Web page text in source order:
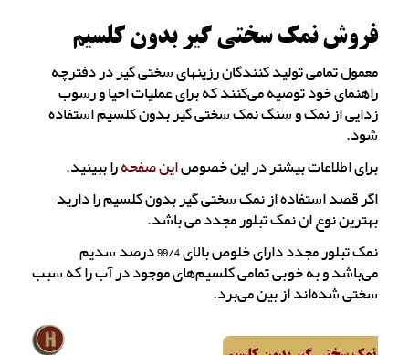
فروش نمک سختی گیر بدون کلسیم
معمول تمامی تولید کنندگان رزینهای سختی گیر در دفترچه
راهنمای خود توصیه می‌کنند که برای عملیات احیا و رسوب
زدایی از نمک و سنگ نمک سختی گیر بدون کلسیم استفاده
شود.
برای اطلاعات بیشتر در این خصوصاین صفحهرا ببینید.
اگر قصد استفاده از نمک سختی گیر بدون کلسیم را دارید
بهترین نوع ان نمک تبلور مجدد می باشد.
نمک تبلور مجدد دارای خلوص بالای 99/4 درصد سدیم
می‌باشد و به خوبی تمامی کلسیم‌های موجود در آب را که سبب
سختی شده‌اند از بین می‌برد.